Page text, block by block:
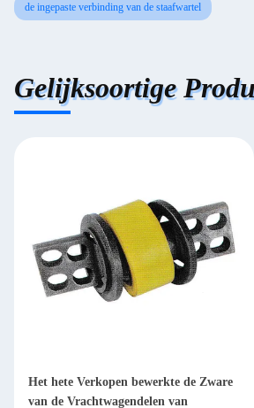
de ingepaste verbinding van de staafwartel
Gelijksoortige
Het hete Verkopen bewerkte de Zware
van de Vrachtwagendelen van